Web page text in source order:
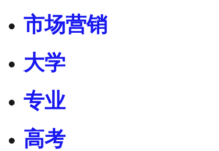
市场营销
大学
专业
高考